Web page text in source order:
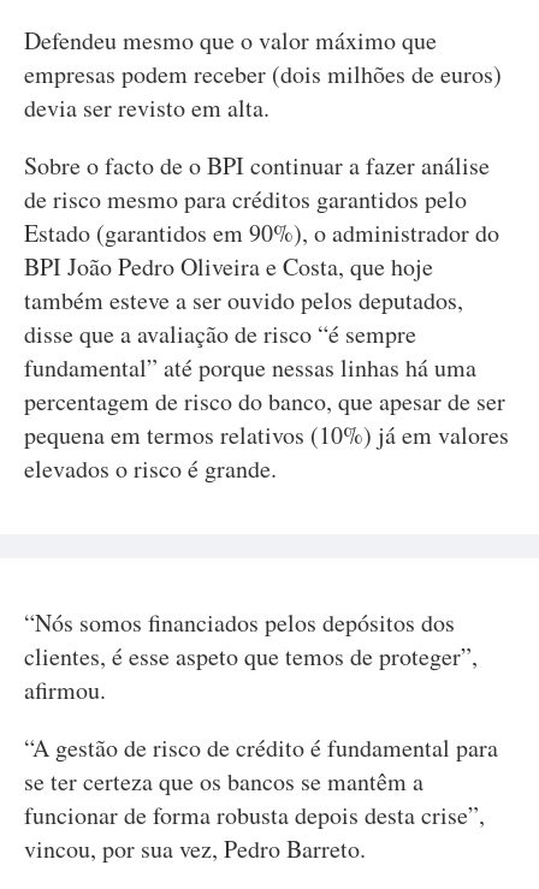
Defendeu mesmo que o valor máximo que
empresas podem receber (dois milhões de euros)
devia ser revisto em alta.
Sobre o facto de o BPI continuar a fazer análise
de risco mesmo para créditos garantidos pelo
Estado (garantidos em 90%), o administrador do
BPI João Pedro Oliveira e Costa, que hoje
também esteve a ser ouvido pelos deputados,
disse que a avaliação de risco “é sempre
fundamental” até porque nessas linhas há uma
percentagem de risco do banco, que apesar de ser
pequena em termos relativos (10%) já em valores
elevados o risco é grande.
“Nós somos financiados pelos depósitos dos
clientes, é esse aspeto que temos de proteger”,
afirmou.
“A gestão de risco de crédito é fundamental para
se ter certeza que os bancos se mantêm a
funcionar de forma robusta depois desta crise”,
vincou, por sua vez, Pedro Barreto.